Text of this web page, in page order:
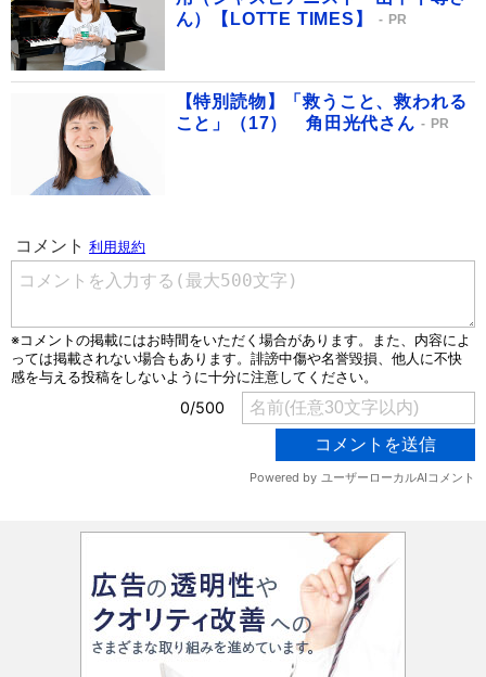
ん）【LOTTE TIMES】
PR
【特別読物】「救うこと、救われる
こと」（17） 角田光代さん
PR